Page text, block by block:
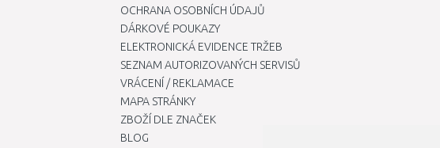
OCHRANA OSOBNÍCH ÚDAJŮ
DÁRKOVÉ POUKAZY
ELEKTRONICKÁ EVIDENCE TRŽEB
SEZNAM AUTORIZOVANÝCH SERVISŮ
VRÁCENÍ / REKLAMACE
MAPA STRÁNKY
ZBOŽÍ DLE ZNAČEK
BLOG